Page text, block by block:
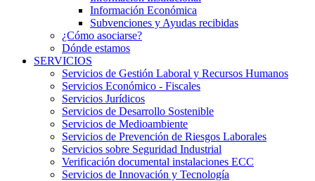
Información Económica
Subvenciones y Ayudas recibidas
¿Cómo asociarse?
Dónde estamos
SERVICIOS
Servicios de Gestión Laboral y Recursos Humanos
Servicios Económico - Fiscales
Servicios Jurídicos
Servicios de Desarrollo Sostenible
Servicios de Medioambiente
Servicios de Prevención de Riesgos Laborales
Servicios sobre Seguridad Industrial
Verificación documental instalaciones ECC
Servicios de Innovación y Tecnología